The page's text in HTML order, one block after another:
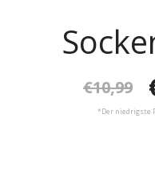
€10,99
*Der niedrigste